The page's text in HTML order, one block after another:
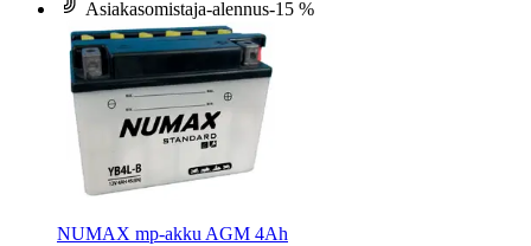
Asiakasomistaja-alennus-15 %
NUMAX mp-akku AGM 4Ah